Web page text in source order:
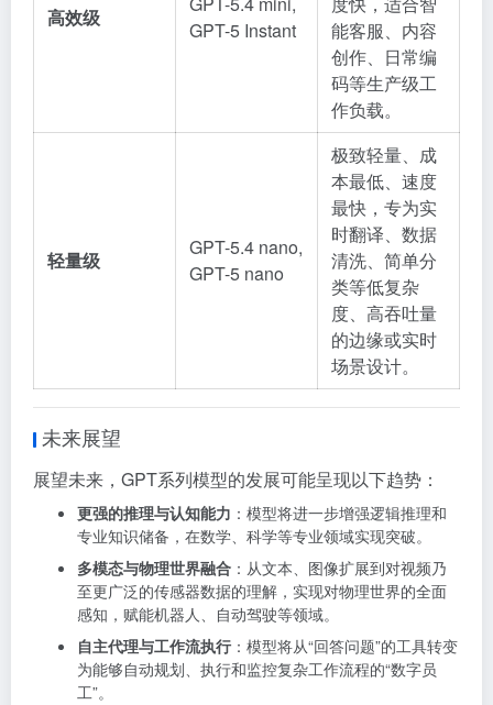
高效级
GPT-5 Instant
能客服、内容
创作、日常编
码等生产级工
作负载。
轻量级
GPT-5.4 nano,
GPT-5 nano
极致轻量、成
本最低、速度
最快，专为实
时翻译、数据
清洗、简单分
类等低复杂
度、高吞吐量
的边缘或实时
场景设计。
未来展望
展望未来，GPT系列模型的发展可能呈现以下趋势：
更强的推理与认知能力 ：模型将进一步增强逻辑推理和
专业知识储备，在数学、科学等专业领域实现突破。
多模态与物理世界融合 ：从文本、图像扩展到对视频乃
至更广泛的传感器数据的理解，实现对物理世界的全面
感知，赋能机器人、自动驾驶等领域。
自主代理与工作流执行 ：模型将从“回答问题”的工具转变
为能够自动规划、执行和监控复杂工作流程的“数字员
工”。